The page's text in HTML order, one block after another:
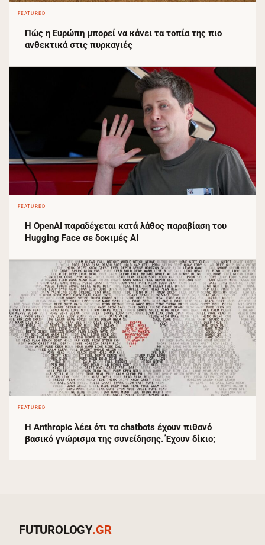
FEATURED
Πώς η Ευρώπη μπορεί να κάνει τα τοπία της πιο
ανθεκτικά στις πυρκαγιές
FEATURED
Η OpenAI παραδέχεται κατά λάθος παραβίαση του
Hugging Face σε δοκιμές AI
FEATURED
Η Anthropic λέει ότι τα chatbots έχουν πιθανό
βασικό γνώρισμα της συνείδησης. Έχουν δίκιο;
FUTUROLOGY.GR